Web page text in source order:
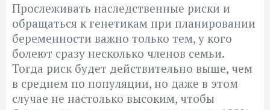
Прослеживать наследственные риски и
обращаться к генетикам при планировании
беременности важно только тем, у кого
болеют сразу несколько членов семьи.
Тогда риск будет действительно выше, чем
в среднем по популяции, но даже в этом
случае не настолько высоким, чтобы